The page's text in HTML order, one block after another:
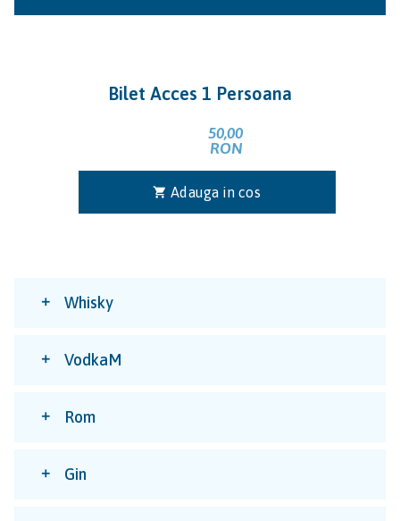
Bilet Acces 1 Persoana
50,00
RON
shopping_cart Adauga in cos
Whisky
VodkaM
Rom
Gin